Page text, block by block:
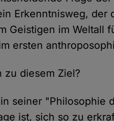
Erkenntnisweg, der
Geistigen im Weltall
ersten
zu diesem Ziel?
seiner "Philosophie
ist, sich so zu